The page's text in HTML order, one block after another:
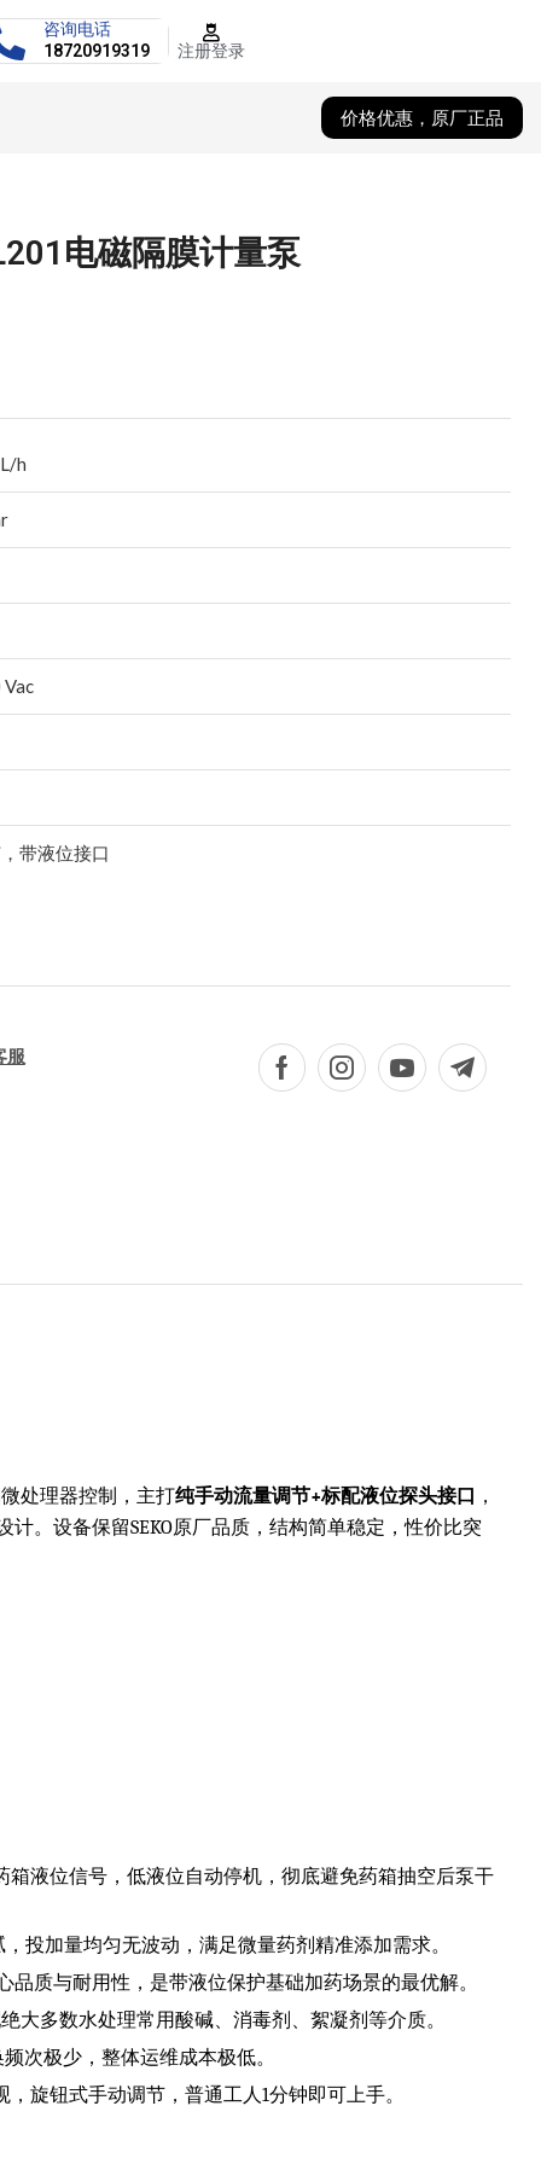
咨询电话
18720919319
注册登录
价格优惠，原厂正品
电磁隔膜计量泵
h
带液位接口
服
处理器控制，主打纯手动流量调节+标配液位探头接口
，
。设备保留SEKO原厂品质，结构简单稳定，性价比突
箱液位信号，低液位自动停机，彻底避免药箱抽空后泵干
投加量均匀无波动，满足微量药剂精准添加需求。
质与耐用性，是带液位保护基础加药场景的最优解。
大多数水处理常用酸碱、消毒剂、絮凝剂等介质。
次极少，整体运维成本极低。
旋钮式手动调节，普通工人1分钟即可上手。